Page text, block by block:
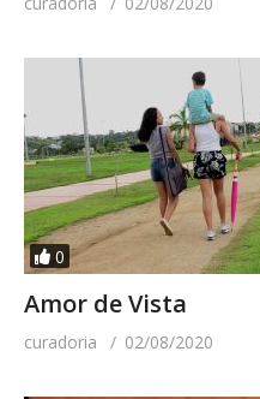
0
Amor de Vista
curadoria 02/08/2020